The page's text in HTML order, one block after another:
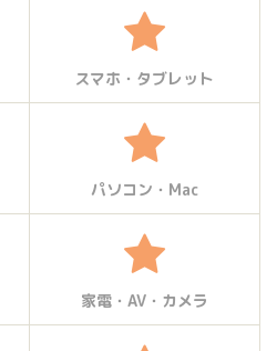
スマホ・タブレット
パソコン・Mac
家電・AV・カメラ